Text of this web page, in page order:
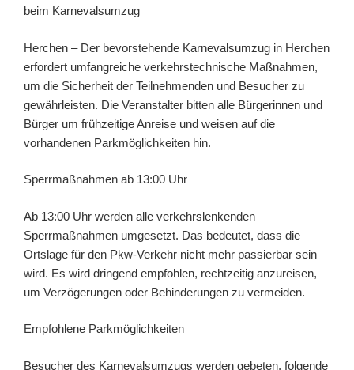
beim Karnevalsumzug
Herchen – Der bevorstehende Karnevalsumzug in Herchen
erfordert umfangreiche verkehrstechnische Maßnahmen,
um die Sicherheit der Teilnehmenden und Besucher zu
gewährleisten. Die Veranstalter bitten alle Bürgerinnen und
Bürger um frühzeitige Anreise und weisen auf die
vorhandenen Parkmöglichkeiten hin.
Sperrmaßnahmen ab 13:00 Uhr
Ab 13:00 Uhr werden alle verkehrslenkenden
Sperrmaßnahmen umgesetzt. Das bedeutet, dass die
Ortslage für den Pkw-Verkehr nicht mehr passierbar sein
wird. Es wird dringend empfohlen, rechtzeitig anzureisen,
um Verzögerungen oder Behinderungen zu vermeiden.
Empfohlene Parkmöglichkeiten
Besucher des Karnevalsumzugs werden gebeten, folgende